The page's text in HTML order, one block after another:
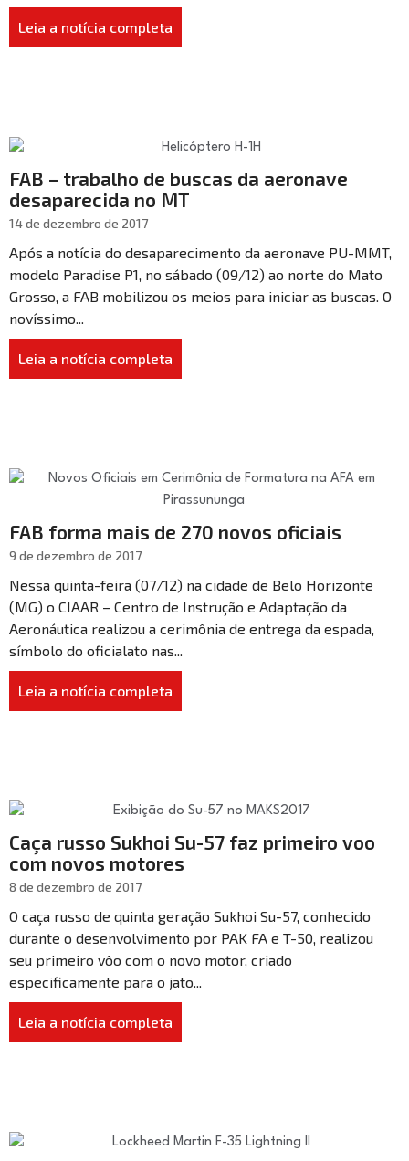
Leia a notícia completa
FAB – trabalho de buscas da aeronave
desaparecida no MT
14 de dezembro de 2017
Após a notícia do desaparecimento da aeronave PU-MMT,
modelo Paradise P1, no sábado (09/12) ao norte do Mato
Grosso, a FAB mobilizou os meios para iniciar as buscas. O
novíssimo...
Leia a notícia completa
FAB forma mais de 270 novos oficiais
9 de dezembro de 2017
Nessa quinta-feira (07/12) na cidade de Belo Horizonte
(MG) o CIAAR – Centro de Instrução e Adaptação da
Aeronáutica realizou a cerimônia de entrega da espada,
símbolo do oficialato nas...
Leia a notícia completa
Caça russo Sukhoi Su-57 faz primeiro voo
com novos motores
8 de dezembro de 2017
O caça russo de quinta geração Sukhoi Su-57, conhecido
durante o desenvolvimento por PAK FA e T-50, realizou
seu primeiro vôo com o novo motor, criado
especificamente para o jato...
Leia a notícia completa